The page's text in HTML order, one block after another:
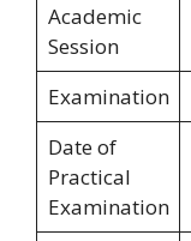
Academic
Session
Examination
Date of
Practical
Examination